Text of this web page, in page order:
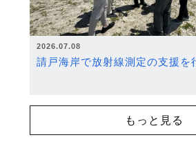
2026.07.08
請戸海岸で放射線測定の支援を
もっと見る